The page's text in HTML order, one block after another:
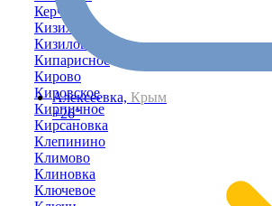
Алексеевка, Крым
+26°
Керчь
Кизиловка
Кизиловое
Кипарисное
Кирово
Кировское
Кирпичное
Кирсановка
Клепинино
Климово
Клиновка
Ключевое